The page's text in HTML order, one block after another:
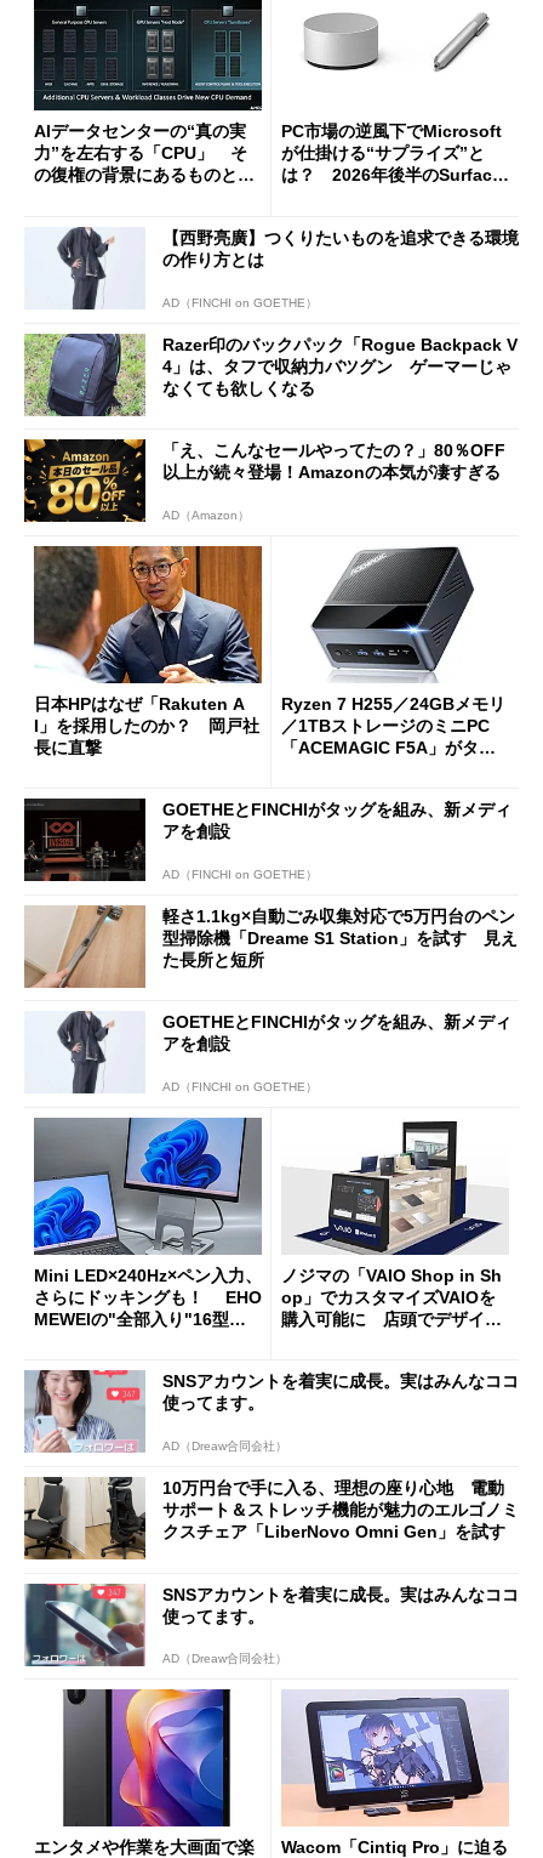
AIデータセンターの“真の実
力”を左右する「CPU」 そ
の復権の背景にあるものと
PC市場の逆風下でMicrosoft
が仕掛ける“サプライズ”と
は？ 2026年後半のSurface
【西野亮廣】つくりたいものを追求できる環境
の作り方とは
AD（FINCHI on GOETHE）
Razer印のバックパック「Rogue Backpack V
4」は、タフで収納力バツグン ゲーマーじゃ
なくても欲しくなる
「え、こんなセールやってたの？」80％OFF
以上が続々登場！Amazonの本気が凄すぎる
AD（Amazon）
日本HPはなぜ「Rakuten A
I」を採用したのか？ 岡戸社
長に直撃
Ryzen 7 H255／24GBメモリ
／1TBストレージのミニPC
「ACEMAGIC F5A」がタイ
GOETHEとFINCHIがタッグを組み、新メディ
アを創設
AD（FINCHI on GOETHE）
軽さ1.1kg×自動ごみ収集対応で5万円台のペン
型掃除機「Dreame S1 Station」を試す 見え
た長所と短所
GOETHEとFINCHIがタッグを組み、新メディ
アを創設
AD（FINCHI on GOETHE）
Mini LED×240Hz×ペン入力、
さらにドッキングも！ EHO
MEWEIの"全部入り"16型モ
ノジマの「VAIO Shop in Sh
op」でカスタマイズVAIOを
購入可能に 店頭でデザイン
SNSアカウントを着実に成長。実はみんなココ
使ってます。
AD（Dreaw合同会社）
10万円台で手に入る、理想の座り心地 電動
サポート＆ストレッチ機能が魅力のエルゴノミ
クスチェア「LiberNovo Omni Gen」を試す
SNSアカウントを着実に成長。実はみんなココ
使ってます。
AD（Dreaw合同会社）
エンタメや作業を大画面で楽
Wacom「Cintiq Pro」に迫る